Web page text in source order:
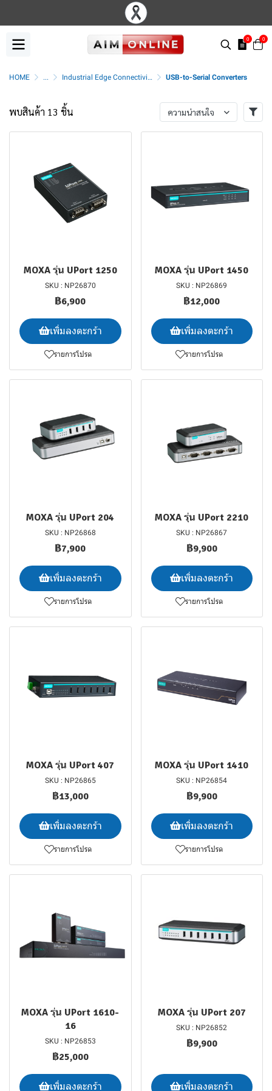
0 0
HOME ... Industrial Edge Connectivity USB-to-Serial Converters
พบสินค้า 13 ชิ้น ความน่าสนใจ
MOXA รุ่น UPort 1250
SKU : NP26870
฿6,900
เพิ่มลงตะกร้า
รายการโปรด
MOXA รุ่น UPort 1450
SKU : NP26869
฿12,000
เพิ่มลงตะกร้า
รายการโปรด
MOXA รุ่น UPort 204
SKU : NP26868
฿7,900
เพิ่มลงตะกร้า
รายการโปรด
MOXA รุ่น UPort 2210
SKU : NP26867
฿9,900
เพิ่มลงตะกร้า
รายการโปรด
MOXA รุ่น UPort 407
SKU : NP26865
฿13,000
เพิ่มลงตะกร้า
รายการโปรด
MOXA รุ่น UPort 1410
SKU : NP26854
฿9,900
เพิ่มลงตะกร้า
รายการโปรด
MOXA รุ่น UPort 1610-
16
SKU : NP26853
฿25,000
เพิ่มลงตะกร้า
MOXA รุ่น UPort 207
SKU : NP26852
฿9,900
เพิ่มลงตะกร้า